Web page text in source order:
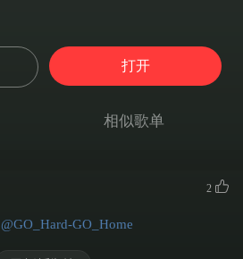
打开
相似歌单
2
@GO_Hard-GO_Home